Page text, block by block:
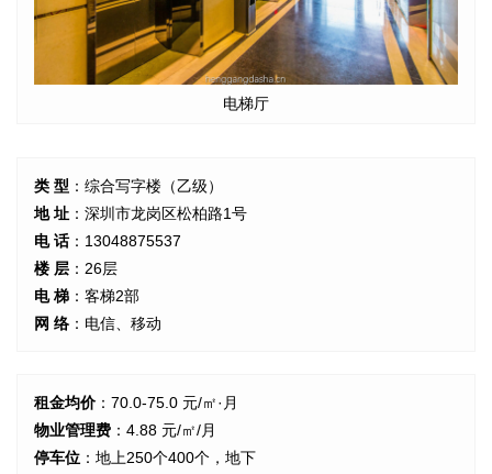
电梯厅
类 型 ：综合写字楼（乙级）
地 址 ：深圳市龙岗区松柏路1号
电 话：13048875537
楼 层 ：26层
电 梯 ：客梯2部
网 络 ：电信、移动
租金均价：70.0-75.0 元/㎡·月
物业管理费 ：4.88 元/㎡/月
停车位 ：地上250个400个，地下